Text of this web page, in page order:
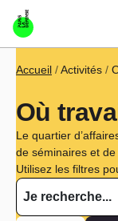
Aller au contenu
Fil d'Ariane
Accueil Activités
Où
Le quartier
de séminaires et
Utilisez les filtres